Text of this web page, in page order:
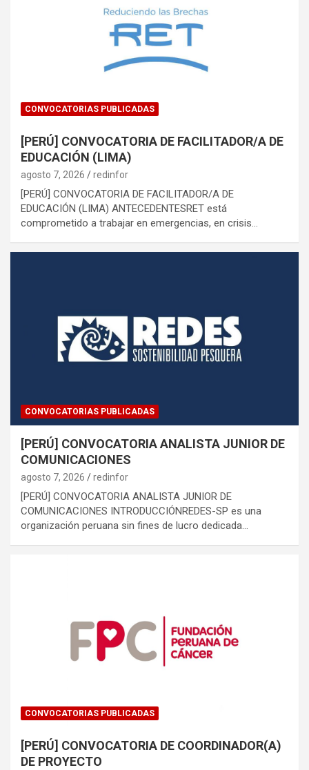
CONVOCATORIAS PUBLICADAS
[PERÚ] CONVOCATORIA DE FACILITADOR/A DE
EDUCACIÓN (LIMA)
agosto 7, 2026 redinfor
[PERÚ] CONVOCATORIA DE FACILITADOR/A DE
EDUCACIÓN (LIMA) ANTECEDENTESRET está
comprometido a trabajar en emergencias, en crisis…
CONVOCATORIAS PUBLICADAS
[PERÚ] CONVOCATORIA ANALISTA JUNIOR DE
COMUNICACIONES
agosto 7, 2026 redinfor
[PERÚ] CONVOCATORIA ANALISTA JUNIOR DE
COMUNICACIONES INTRODUCCIÓNREDES-SP es una
organización peruana sin fines de lucro dedicada…
CONVOCATORIAS PUBLICADAS
[PERÚ] CONVOCATORIA DE COORDINADOR(A)
DE PROYECTO